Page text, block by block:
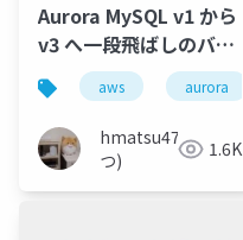
Aurora MySQL v1 から
v3 へ一段飛ばしのバー
ジョンアップをした話
aws aurora
hmatsu47(ま
つ)
1.6K